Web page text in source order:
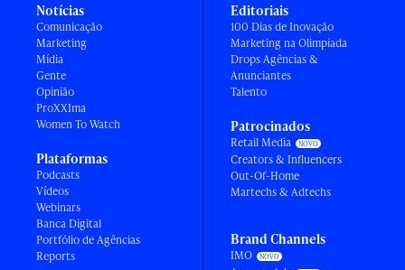
Notícias
Comunicação
Marketing
Mídia
Gente
Opinião
ProXXIma
Women To Watch
Plataformas
Podcasts
Vídeos
Webinars
Banca Digital
Portfólio de Agências
Reports
Editoriais
100 Dias de Inovação
Marketing na Olimpíada
Drops Agências &
Anunciantes
Talento
Patrocinados
Retail Media
Creators & Influencers
Out-Of-Home
Martechs & Adtechs
Brand Channels
IMO